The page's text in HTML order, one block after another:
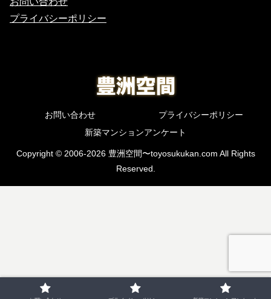
プライバシーポリシー
お問い合わせ
プライバシーポリシー
新築マンションアンケート
Copyright © 2006-2026 豊洲空間〜toyosukukan.com All Rights
Reserved.